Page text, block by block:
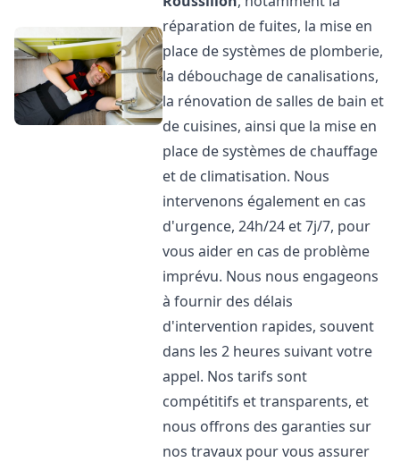
réparation de fuites, la mise en
place de systèmes de plomberie,
la débouchage de canalisations,
la rénovation de salles de bain et
de cuisines, ainsi que la mise en
place de systèmes de chauffage
et de climatisation. Nous
intervenons également en cas
d'urgence, 24h/24 et 7j/7, pour
vous aider en cas de problème
imprévu. Nous nous engageons
à fournir des délais
d'intervention rapides, souvent
dans les 2 heures suivant votre
appel. Nos tarifs sont
compétitifs et transparents, et
nous offrons des garanties sur
nos travaux pour vous assurer